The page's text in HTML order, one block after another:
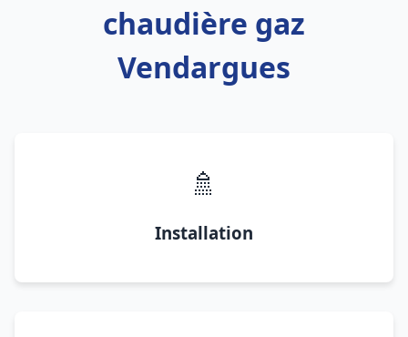
chaudière gaz
Vendargues
🚿
Installation